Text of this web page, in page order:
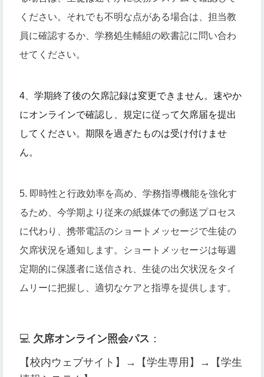
ください。それでも不明な点がある場合は、担当教
員に確認するか、学務処生輔組の欧書記に問い合わ
せてください。
4 学期終了後の欠席記録は変更できません。 速やか
にオンラインで確認し、規定に従って欠席届を提出
してください。期限を過ぎたものは受け付けませ
ん。
5. 即時性と行政効率を高め、学務指導機能を強化す
るため、今学期より従来の紙媒体での郵送プロセス
に代わり、携帯電話のショートメッセージで生徒の
欠席状況を通知します。ショートメッセージは毎週
定期的に保護者に送信され、生徒の出欠状況をタイ
ムリーに把握し、適切なケアと指導を提供します。
💻 欠席オンライン照会パス ：
【校内ウェブサイト】→【学生専用】→【学生